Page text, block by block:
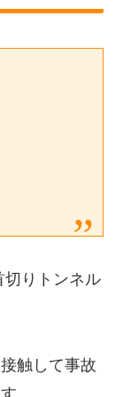
切りトンネル
触して事故
。